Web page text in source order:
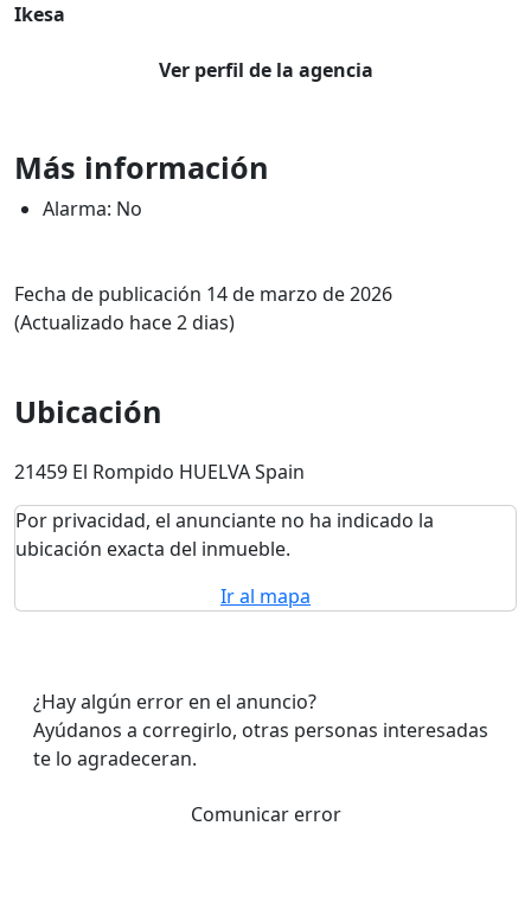
Ikesa
Ver perfil de la agencia
Más información
Alarma: No
Fecha de publicación 14 de marzo de 2026
(Actualizado hace 2 dias)
Ubicación
21459 El Rompido HUELVA Spain
Por privacidad, el anunciante no ha indicado la
ubicación exacta del inmueble.
Ir al mapa
¿Hay algún error en el anuncio?
Ayúdanos a corregirlo, otras personas interesadas
te lo agradeceran.
Comunicar error